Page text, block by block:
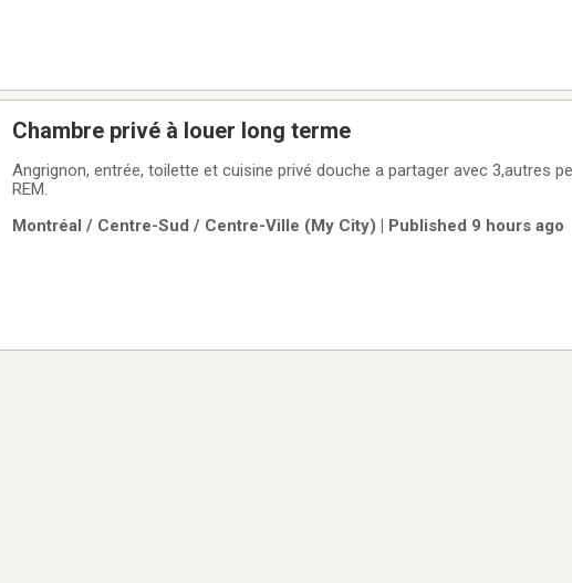
Chambre privé à louer long terme
Angrignon, entrée, toilette et cuisine privé douche a partager avec 3,autres personnes.. 20 min
REM.
Montréal / Centre-Sud / Centre-Ville (My City) | Published 9 hours ago